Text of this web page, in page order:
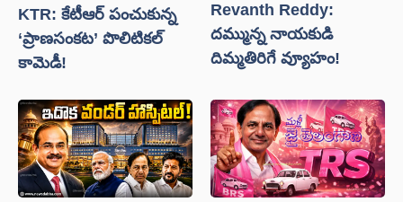
KTR: కేటీఆర్ పంచుకున్న
‘ప్రాణసంకట’ పొలిటికల్
కామెడీ!
Revanth Reddy:
దమ్మున్న నాయకుడి
దిమ్మతిరిగే వ్యూహం!